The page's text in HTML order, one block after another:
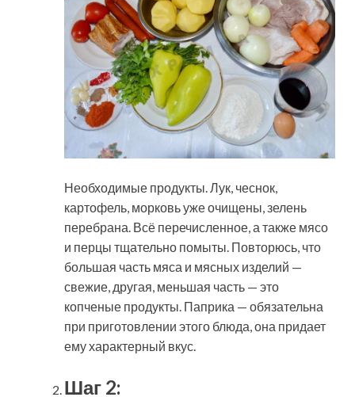
Необходимые продукты. Лук, чеснок,
картофель, морковь уже очищены, зелень
перебрана. Всё перечисленное, а также мясо
и перцы тщательно помыты. Повторюсь, что
большая часть мяса и мясных изделий —
свежие, другая, меньшая часть — это
копченые продукты. Паприка — обязательна
при приготовлении этого блюда, она придает
ему характерный вкус.
Шаг 2: